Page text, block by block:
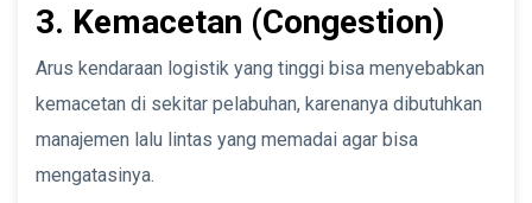
3. Kemacetan (Congestion)
Arus kendaraan logistik yang tinggi bisa menyebabkan
kemacetan di sekitar pelabuhan, karenanya dibutuhkan
manajemen lalu lintas yang memadai agar bisa
mengatasinya.